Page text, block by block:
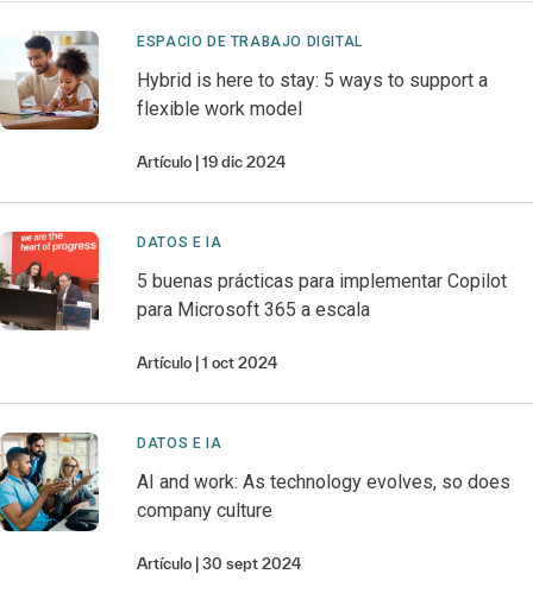
ESPACIO DE TRABAJO DIGITAL
Hybrid is here to stay: 5 ways to support a
flexible work model
Artículo 19 dic 2024
DATOS E IA
5 buenas prácticas para implementar Copilot
para Microsoft 365 a escala
Artículo 1 oct 2024
DATOS E IA
AI and work: As technology evolves, so does
company culture
Artículo 30 sept 2024